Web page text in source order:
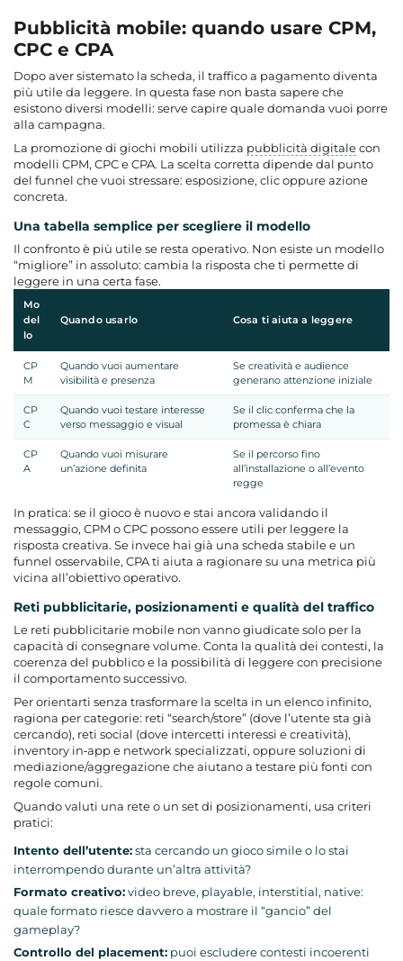
Pubblicità mobile: quando usare CPM,
CPC e CPA
Dopo aver sistemato la scheda, il traffico a pagamento diventa
più utile da leggere. In questa fase non basta sapere che
esistono diversi modelli: serve capire quale domanda vuoi porre
alla campagna.
La promozione di giochi mobili utilizza pubblicità digitalecon
modelli CPM, CPC e CPA. La scelta corretta dipende dal punto
del funnel che vuoi stressare: esposizione, clic oppure azione
concreta.
Una tabella semplice per scegliere il modello
Il confronto è più utile se resta operativo. Non esiste un modello
“migliore” in assoluto: cambia la risposta che ti permette di
leggere in una certa fase.
Mo
del
lo
Quando usarlo Cosa ti aiuta a leggere
CP
M
Quando vuoi aumentare
visibilità e presenza
Se creatività e audience
generano attenzione iniziale
CP
C
Quando vuoi testare interesse
verso messaggio e visual
Se il clic conferma che la
promessa è chiara
CP
A
Quando vuoi misurare
un’azione definita
Se il percorso fino
all’installazione o all’evento
regge
In pratica: se il gioco è nuovo e stai ancora validando il
messaggio, CPM o CPC possono essere utili per leggere la
risposta creativa. Se invece hai già una scheda stabile e un
funnel osservabile, CPA ti aiuta a ragionare su una metrica più
vicina all’obiettivo operativo.
Reti pubblicitarie, posizionamenti e qualità del traffico
Le reti pubblicitarie mobile non vanno giudicate solo per la
capacità di consegnare volume. Conta la qualità dei contesti, la
coerenza del pubblico e la possibilità di leggere con precisione
il comportamento successivo.
Per orientarti senza trasformare la scelta in un elenco infinito,
ragiona per categorie: reti “search/store” (dove l’utente sta già
cercando), reti social (dove intercetti interessi e creatività),
inventory in‑app e network specializzati, oppure soluzioni di
mediazione/aggregazione che aiutano a testare più fonti con
regole comuni.
Quando valuti una rete o un set di posizionamenti, usa criteri
pratici:
Intento dell’utente:sta cercando un gioco simile o lo stai
interrompendo durante un’altra attività?
Formato creativo:video breve, playable, interstitial, native:
quale formato riesce davvero a mostrare il “gancio” del
gameplay?
Controllo del placement: puoi escludere contesti incoerenti